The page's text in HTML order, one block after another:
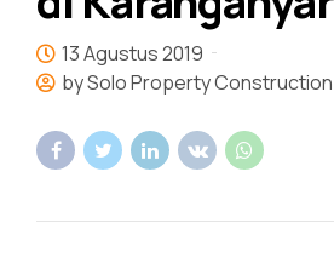
13 Agustus 2019
by Solo Property Construction